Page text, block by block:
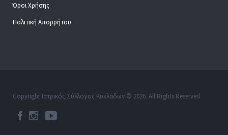
Όροι Χρήσης
Πολιτική Απορρήτου
Copyright Ιατρικός Σύλλογος Κυκλάδων © 2026. All Rights Reserved